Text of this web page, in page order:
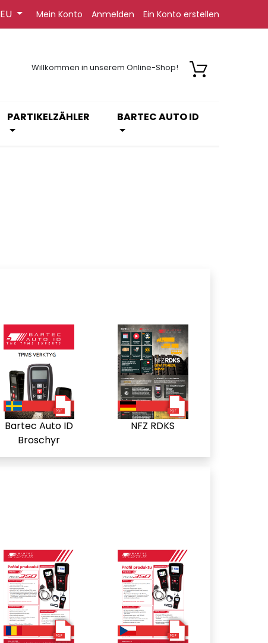
Mein Konto Anmelden Ein Konto erstellen
EU
Willkommen in unserem Online-Shop!
PARTIKELZÄHLER BARTEC AUTO ID
Bartec Auto ID
Broschyr
NFZ RDKS